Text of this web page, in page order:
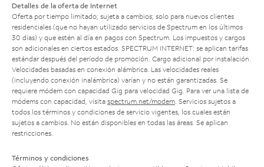
Detalles de la oferta de Internet
Oferta por tiempo limitado; sujeta a cambios; solo para nuevos clientes
residenciales (que no hayan utilizado servicios de Spectrum en los últimos
30 días) y que estén al día en pagos con Spectrum. Los impuestos y cargos
son adicionales en ciertos estados. SPECTRUM INTERNET: se aplican tarifas
estándar después del período de promoción. Cargo adicional por instalación.
Velocidades basadas en conexión alámbrica. Las velocidades reales
(incluyendo conexión inalámbrica) varían y no están garantizadas. Se
requiere módem con capacidad Gig para velocidad Gig. Para ver una lista de
módems con capacidad, visita spectrum.net/modem . Servicios sujetos a
todos los términos y condiciones de servicio vigentes, los cuales están
sujetos a cambios. No están disponibles en todas las áreas. Se aplican
restricciones.
Términos y condiciones